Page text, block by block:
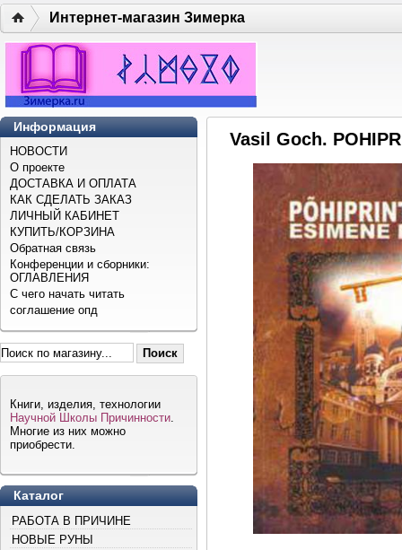
Интернет-магазин Зимерка
Информация
НОВОСТИ
О проекте
ДОСТАВКА И ОПЛАТА
КАК СДЕЛАТЬ ЗАКАЗ
ЛИЧНЫЙ КАБИНЕТ
КУПИТЬ/КОРЗИНА
Обратная связь
Конференции и сборники:
ОГЛАВЛЕНИЯ
С чего начать читать
соглашение опд
Книги, изделия, технологии
Научной Школы Причинности
Многие из них можно
приобрести.
Каталог
РАБОТА В ПРИЧИНЕ
НОВЫЕ РУНЫ
Vasil Goch.